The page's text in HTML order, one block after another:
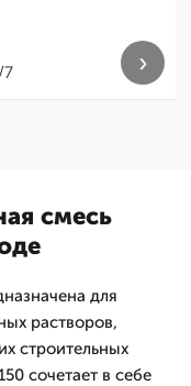
7 ›
смесь
для
растворов,
строительных
сочетает в себе